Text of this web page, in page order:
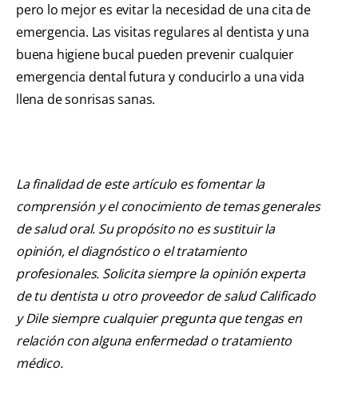
pero lo mejor es evitar la necesidad de una cita de
emergencia. Las visitas regulares al dentista y una
buena higiene bucal pueden prevenir cualquier
emergencia dental futura y conducirlo a una vida
llena de sonrisas sanas.
La finalidad de este artículo es fomentar la
comprensión y el conocimiento de temas generales
de salud oral. Su propósito no es sustituir la
opinión, el diagnóstico o el tratamiento
profesionales. Solicita siempre la opinión experta
de tu dentista u otro proveedor de salud Calificado
y Dile siempre cualquier pregunta que tengas en
relación con alguna enfermedad o tratamiento
médico.